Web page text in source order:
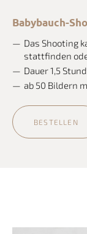
Babybauch-
Das Shooting
stattfinden
Dauer 1,5
ab 50 Bildern
BESTELLEN